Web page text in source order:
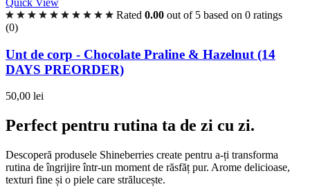
Quick View
Rated 0.00 out of 5 based on 0 ratings
(0)
Unt de corp - Chocolate Praline & Hazelnut (14
DAYS PREORDER)
50,00 lei
Perfect pentru rutina ta de zi cu zi.
Descoperă produsele Shineberries create pentru a-ți transforma
rutina de îngrijire într-un moment de răsfăț pur. Arome delicioase,
texturi fine și o piele care strălucește.